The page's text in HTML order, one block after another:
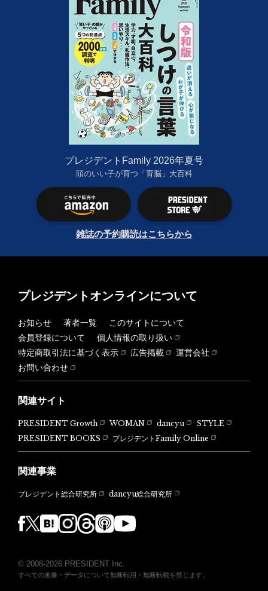
プレジデントFamily 2026年夏号
頭のいい子が育つ「育脳」大百科
雑誌の予約購読はこちらから
プレジデントオンラインについて
お知らせ 著者一覧
このサイトについて
会員登録について
個人情報の取り扱い
特定商取引法に基づく表示
広告掲載
運営会社
お問い合わせ
関連サイト
PRESIDENT Growth WOMAN dancyu
STYLE
PRESIDENT BOOKS
プレジデントFamily Online
関連事業
プレジデント総合研究所 dancyu総合研究所
© 2008-2026 PRESIDENT Inc.
すべての画像・データについて無断転用・無断転載を禁じます。